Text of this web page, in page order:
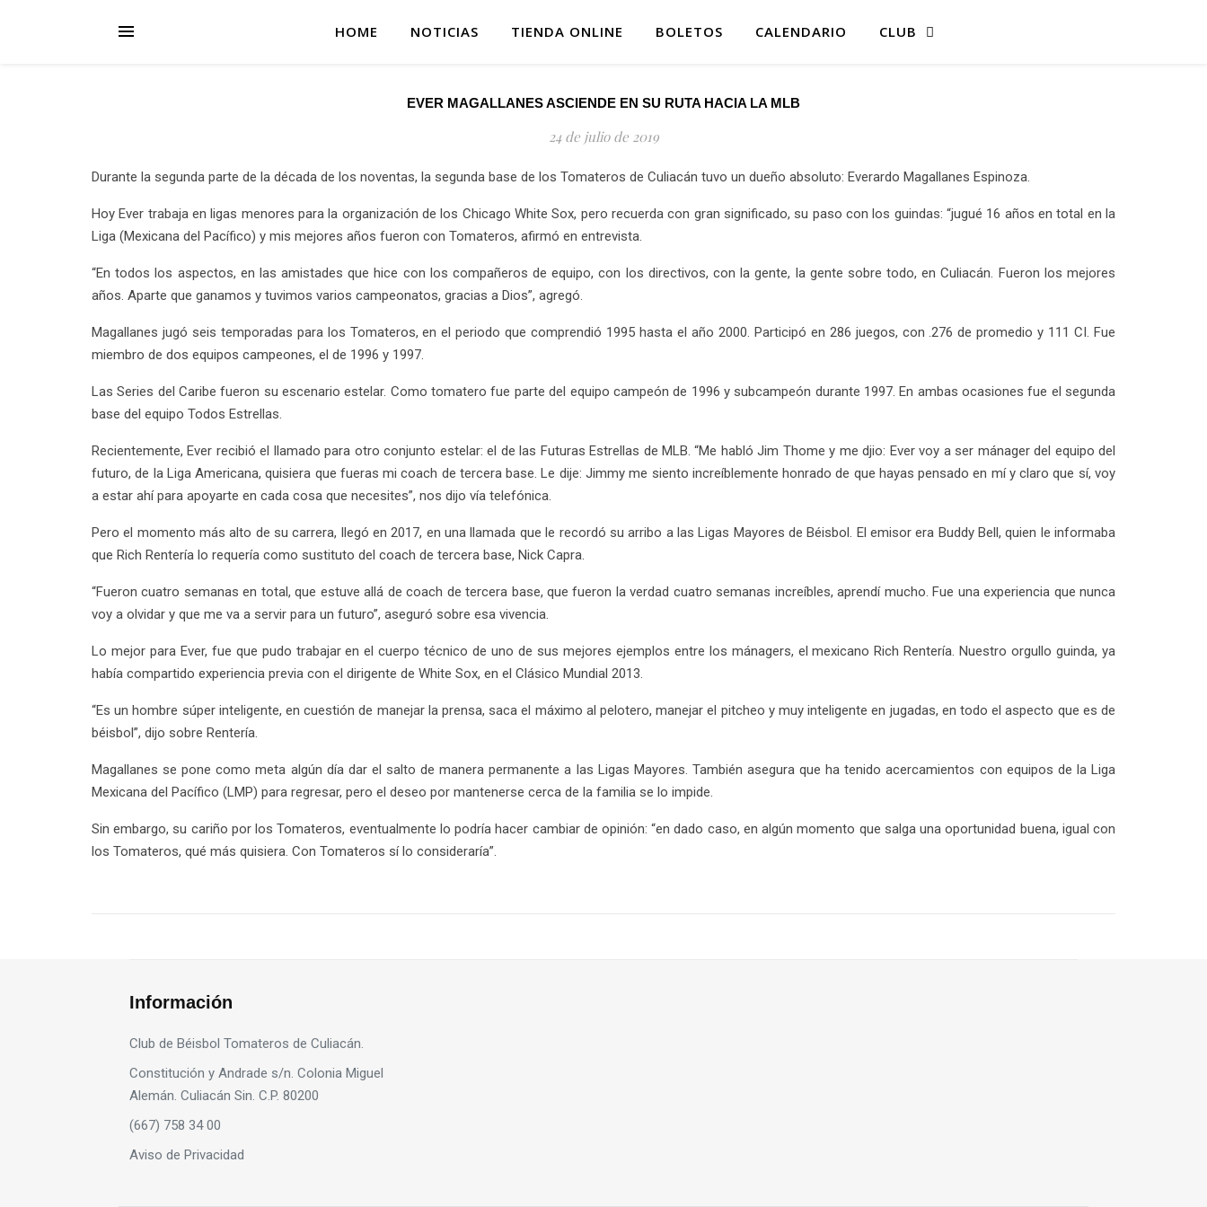
HOME NOTICIAS TIENDA ONLINE BOLETOS CALENDARIO CLUB
EVER MAGALLANES ASCIENDE EN SU RUTA HACIA LA MLB
24 de julio de 2019
Durante la segunda parte de la década de los noventas, la segunda base de los Tomateros de Culiacán tuvo un dueño absoluto: Everardo Magallanes Espinoza.
Hoy Ever trabaja en ligas menores para la organización de los Chicago White Sox, pero recuerda con gran significado, su paso con los guindas: “jugué 16 años en total en la
Liga (Mexicana del Pacífico) y mis mejores años fueron con Tomateros, afirmó en entrevista.
“En todos los aspectos, en las amistades que hice con los compañeros de equipo, con los directivos, con la gente, la gente sobre todo, en Culiacán. Fueron los mejores
años. Aparte que ganamos y tuvimos varios campeonatos, gracias a Dios”, agregó.
Magallanes jugó seis temporadas para los Tomateros, en el periodo que comprendió 1995 hasta el año 2000. Participó en 286 juegos, con .276 de promedio y 111 CI. Fue
miembro de dos equipos campeones, el de 1996 y 1997.
Las Series del Caribe fueron su escenario estelar. Como tomatero fue parte del equipo campeón de 1996 y subcampeón durante 1997. En ambas ocasiones fue el segunda
base del equipo Todos Estrellas.
Recientemente, Ever recibió el llamado para otro conjunto estelar: el de las Futuras Estrellas de MLB. “Me habló Jim Thome y me djio: Ever voy a ser mánager del equipo del
futuro, de la Liga Americana, quisiera que fueras mi coach de tercera base. Le dije: Jimmy me siento increíblemente honrado de que hayas pensado en mí y claro que sí, voy
a estar ahí para apoyarte en cada cosa que necesites”, nos dijo vía telefónica.
Pero el momento más alto de su carrera, llegó en 2017, en una llamada que le recordó su arribo a las Ligas Mayores de Béisbol. El emisor era Buddy Bell, quien le informaba
que Rich Rentería lo requería como sustituto del coach de tercera base, Nick Capra.
“Fueron cuatro semanas en total, que estuve allá de coach de tercera base, que fueron la verdad cuatro semanas increíbles, aprendí mucho. Fue una experiencia que nunca
voy a olvidar y que me va a servir para un futuro”, aseguró sobre esa vivencia.
Lo mejor para Ever, fue que pudo trabajar en el cuerpo técnico de uno de sus mejores ejemplos entre los mánagers, el mexicano Rich Rentería. Nuestro orgullo guinda, ya
había compartido experiencia previa con el dirigente de White Sox, en el Clásico Mundial 2013.
“Es un hombre súper inteligente, en cuestión de manejar la prensa, saca el máximo al pelotero, manejar el pitcheo y muy inteligente en jugadas, en todo el aspecto que es de
béisbol”, dijo sobre Rentería.
Magallanes se pone como meta algún día dar el salto de manera permanente a las Ligas Mayores. También asegura que ha tenido acercamientos con equipos de la Liga
Mexicana del Pacífico (LMP) para regresar, pero el deseo por mantenerse cerca de la familia se lo impide.
Sin embargo, su cariño por los Tomateros, eventualmente lo podría hacer cambiar de opinión: “en dado caso, en algún momento que salga una oportunidad buena, igual con
los Tomateros, qué más quisiera. Con Tomateros sí lo consideraría”.
Información
Club de Béisbol Tomateros de Culiacán.
Constitución y Andrade s/n. Colonia Miguel
Alemán. Culiacán Sin. C.P. 80200
(667) 758 34 00
Aviso de Privacidad